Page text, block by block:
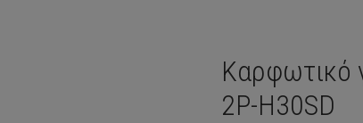
Καρφωτικό
2P-H30SD